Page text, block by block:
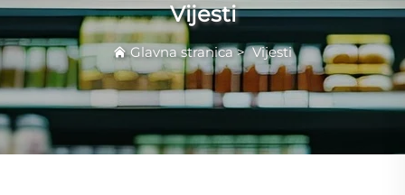
Vijesti
Glavna stranica>Vijesti